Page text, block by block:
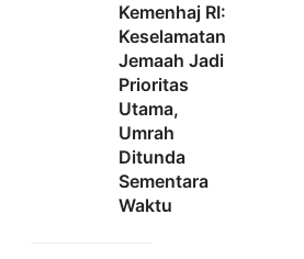
Kemenhaj RI:
Keselamatan
Jemaah Jadi
Prioritas
Utama,
Umrah
Ditunda
Sementara
Waktu